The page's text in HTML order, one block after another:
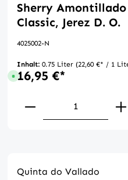
Sherry
Classic, Jerez D. O.
4025002-N
Inhalt: 0.75 Liter (22,60 €* / 1
Sofort verfügbar, Lieferzeit: 1-3
16,95 €*
Produkt
Quinta do Vallado